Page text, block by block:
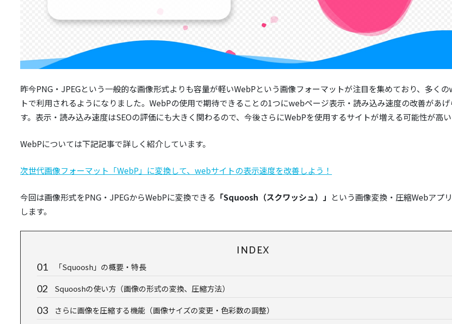
昨今PNG・JPEGという一般的な画像形式よりも容量が軽いWebPという画像フォーマットが注目を集めており、多く
トで利用されるようになりました。WebPの使用で期待できることの1つにwebページ表示・読み込み速度の改善があ
す。表示・読み込み速度はSEOの評価にも大きく関わるので、今後さらにWebPを使用するサイトが増える可能性が高
WebPについては下記記事で詳しく紹介しています。
次世代画像フォーマット「WebP」に変換して、webサイトの表示速度を改善しよう！
今回は画像形式をPNG・JPEGからWebPに変換できる 「Squoosh（スクワッシュ）」 という画像変換・圧縮Webアプ
します。
INDEX
「Squoosh」の概要・特長
Squooshの使い方（画像の形式の変換、圧縮方法）
さらに画像を圧縮する機能（画像サイズの変更・色彩数の調整）